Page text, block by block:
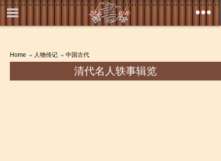
Home 人物传记 中国古代
清代名人轶事辑览